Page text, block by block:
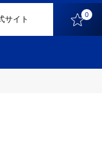
サイト 0